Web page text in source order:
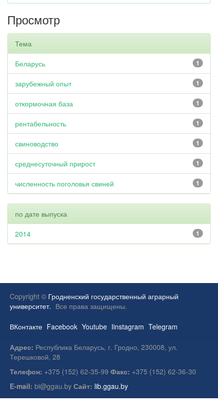
Просмотр
Тема
1
Беларусь
1
зарубежный опыт
1
откормочная база
1
рентабельность
1
свиноводство
1
среднесуточный прирост
1
численность поголовья свиней
по дате выпуска
1
2014
Copyright © Гродненский государственный аграрный
университет. Все права защищены.
ВКонтакте Facebook Youtube Iinstagram Telegram
Адрес: Республика Беларусь, г. Гродно, 230008, ул.
Терешковой, 28
Телефон: +375 (152) 62-35-99 Факс: +375 (152) 62-36-30
E-mail: bi@ggau.by Сайт: lib.ggau.by